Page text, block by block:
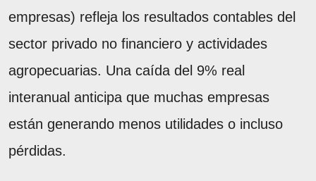
empresas) refleja los resultados contables del
sector privado no financiero y actividades
agropecuarias. Una caída del 9% real
interanual anticipa que muchas empresas
están generando menos utilidades o incluso
pérdidas.